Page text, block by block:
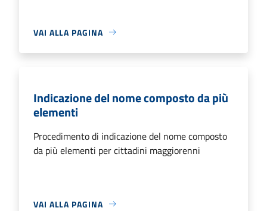
VAI ALLA PAGINA
Indicazione del nome composto da più
elementi
Procedimento di indicazione del nome composto
da più elementi per cittadini maggiorenni
VAI ALLA PAGINA